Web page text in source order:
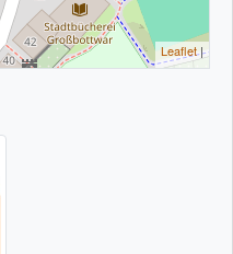
Leaflet|